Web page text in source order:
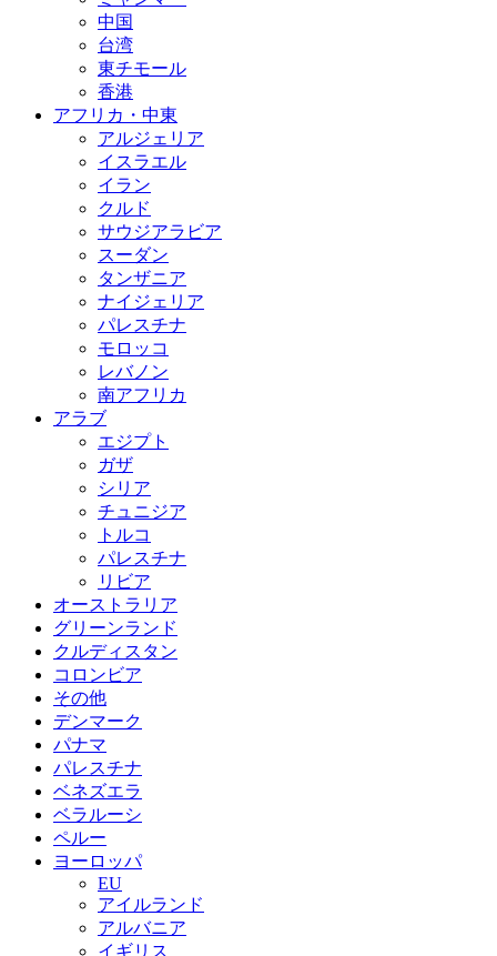
中国
台湾
東チモール
香港
アフリカ・中東
アルジェリア
イスラエル
イラン
クルド
サウジアラビア
スーダン
タンザニア
ナイジェリア
パレスチナ
モロッコ
レバノン
南アフリカ
アラブ
エジプト
ガザ
シリア
チュニジア
トルコ
パレスチナ
リビア
オーストラリア
グリーンランド
クルディスタン
コロンビア
その他
デンマーク
パナマ
パレスチナ
ベネズエラ
ベラルーシ
ペルー
ヨーロッパ
EU
アイルランド
アルバニア
イギリス